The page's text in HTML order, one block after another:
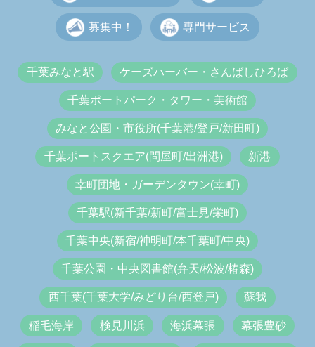
募集中！ 専門サービス
千葉みなと駅 ケーズハーバー・さんばしひろば
千葉ポートパーク・タワー・美術館
みなと公園・市役所(千葉港/登戸/新田町)
千葉ポートスクエア(問屋町/出洲港) 新港
幸町団地・ガーデンタウン(幸町)
千葉駅(新千葉/新町/富士見/栄町)
千葉中央(新宿/神明町/本千葉町/中央)
千葉公園・中央図書館(弁天/松波/椿森)
西千葉(千葉大学/みどり台/西登戸) 蘇我
稲毛海岸 検見川浜 海浜幕張 幕張豊砂